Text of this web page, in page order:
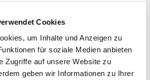
Cookies
um Inhalte und Anzeigen zu
für soziale Medien anbieten
Zugriffe auf unsere Website zu
geben wir Informationen zu Ihrer